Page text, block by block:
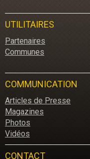
UTILITAIRES
Partenaires
Communes
COMMUNICATION
Articles de Presse
Magazines
Photos
Vidéos
CONTACT